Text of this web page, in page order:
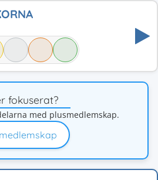
fokuserat?
med plusmedlemskap.